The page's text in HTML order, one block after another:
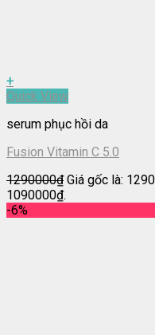
+
Quick View
serum phục hồi da
Fusion Vitamin C 5.0
1290000₫ Giá gốc là:
1090000₫.
-6%